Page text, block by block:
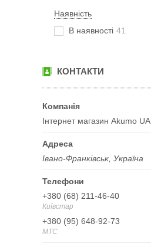
Наявність
В наявності 41
КОНТАКТИ
Інтернет магазин Akumo UA
Івано-Франківськ, Україна
+380 (68) 211-46-40
Київстар
+380 (95) 648-92-73
МТС